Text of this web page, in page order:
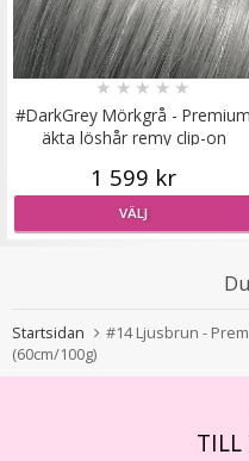
#60 Platinablond -
#DarkGrey Mörkgrå - Premium
äkta löshår remy clip-on
★★★★★
1 599 kr
VÄLJ
Startsidan
#14 Ljusbrun -
(60cm/100g)
TILL